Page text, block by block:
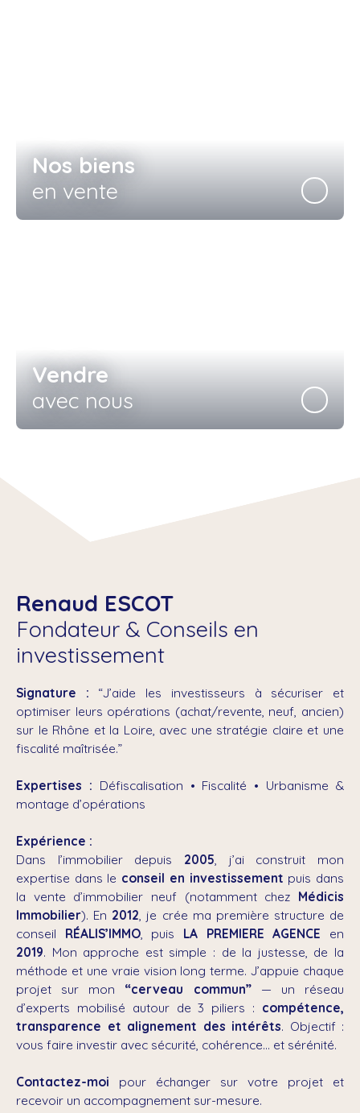
Nos biens
en vente
Vendre
avec nous
Renaud ESCOT
Fondateur & Conseils en
investissement
Signature : “J’aide les investisseurs à sécuriser et
optimiser leurs opérations (achat/revente, neuf, ancien)
sur le Rhône et la Loire, avec une stratégie claire et une
fiscalité maîtrisée.”
Expertises : Défiscalisation • Fiscalité • Urbanisme &
montage d’opérations
Expérience :
Dans l’immobilier depuis 2005, j’ai construit mon
expertise dans le conseil en investissement puis dans
la vente d’immobilier neuf (notamment chez Médicis
Immobilier). En 2012, je crée ma première structure de
conseil RÉALIS’IMMO, puis LA PREMIERE AGENCE en
2019. Mon approche est simple : de la justesse, de la
méthode et une vraie vision long terme. J’appuie chaque
projet sur mon “cerveau commun”— un réseau
d’experts mobilisé autour de 3 piliers : compétence,
transparence et alignement des intérêts. Objectif :
vous faire investir avec sécurité, cohérence… et sérénité.
Contactez-moi pour échanger sur votre projet et
recevoir un accompagnement sur-mesure.